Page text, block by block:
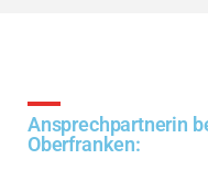
Ansprechpartnerin
Oberfranken: